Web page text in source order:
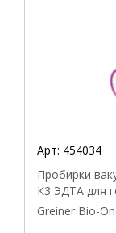
Арт: 454034
Пробирки
К3 ЭДТА для
Greiner Bio-